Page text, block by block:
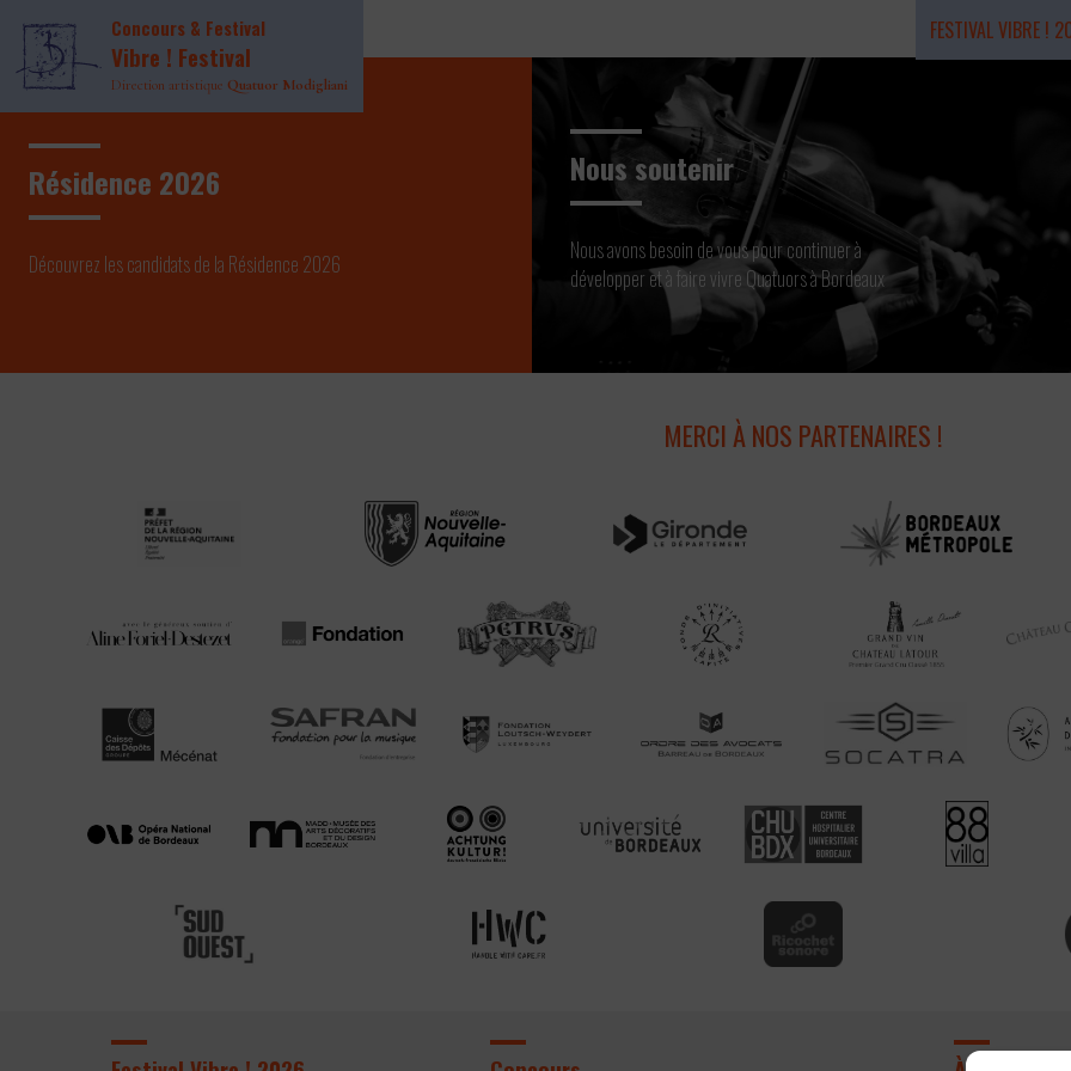
Concours & Festival
Vibre ! Festival
Direction artistique Quatuor Modigliani
FESTIVAL VIBRE !
Résidence 2026
Page INDEX Header
Page INDEX Main
Résidence 2026
Découvrez les candidats de la Résidence 2026
Nous soutenir
Nous avons besoin de vous pour continuer à
développer et à faire vivre Quatuors à Bordeaux
MERCI À NOS PARTENAIRES !